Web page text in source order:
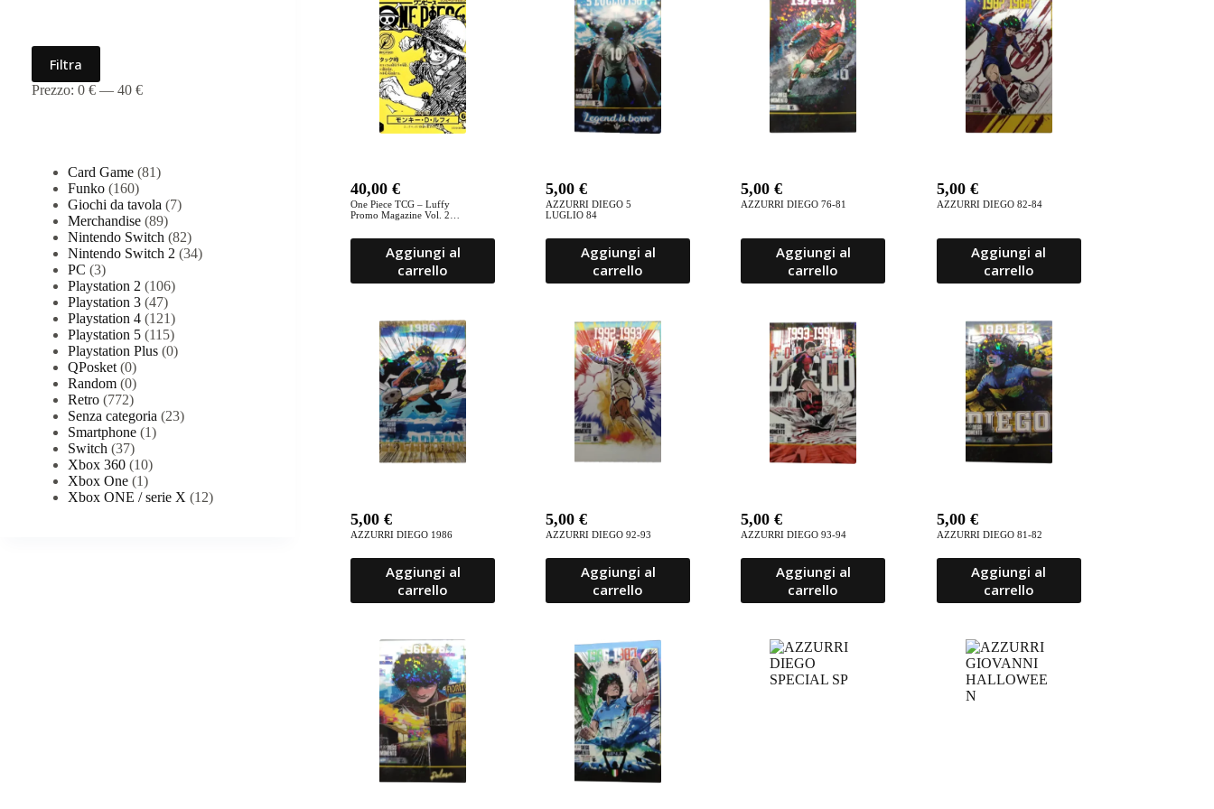
recente
One Piece TCG – Luffy
Promo Magazine Vol. 2
40,00€
Aggiungi al
carrello
AZZURRI DIEGO 5
LUGLIO 84
5,00€
Aggiungi al
carrello
AZZURRI DIEGO 76-81
5,00€
Aggiungi al
carrello
AZZURRI DIEGO 82-84
5,00 €
Aggiungi al
carrello
AZZURRI DIEGO 1986
5,00€
Aggiungi al
carrello
AZZURRI DIEGO 92-93
5,00€
Aggiungi al
carrello
AZZURRI DIEGO 93-94
5,00€
Aggiungi al
carrello
AZZURRI DIEGO 81-82
5,00 €
Aggiungi al
carrello
Prezzo
Min
Prezzo
MaxFiltra
Prezzo: 0 € — 40 €
Card Game (81)
Funko (160)
Giochi da tavola (7)
Merchandise (89)
Nintendo Switch (82)
Nintendo Switch 2 (34)
PC (3)
Playstation 2 (106)
Playstation 3 (47)
Playstation 4 (121)
Playstation 5 (115)
Playstation Plus (0)
QPosket (0)
Random (0)
Retro (772)
Senza categoria (23)
Smartphone (1)
Switch (37)
Xbox 360 (10)
Xbox One (1)
Xbox ONE / serie X (12)